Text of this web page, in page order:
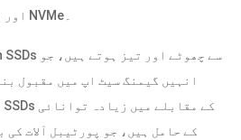
انہیں گیمنگ سیٹ اپ میں مقبول
کے حامل ہیں، جو پورٹیبل آلات